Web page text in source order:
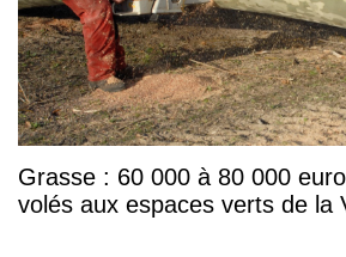
Grasse : 60 000 à 80 000
volés aux espaces verts de la